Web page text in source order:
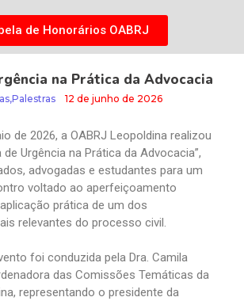
de Honorários OABRJ
na Prática da Advocacia
,Palestras 12 de junho de 2026
de 2026, a OABRJ Leopoldina realizou
de Urgência na Prática da Advocacia”,
advogadas e estudantes para um
voltado ao aperfeiçoamento
prática de um dos
relevantes do processo civil.
foi conduzida pela Dra. Camila
das Comissões Temáticas da
representando o presidente da